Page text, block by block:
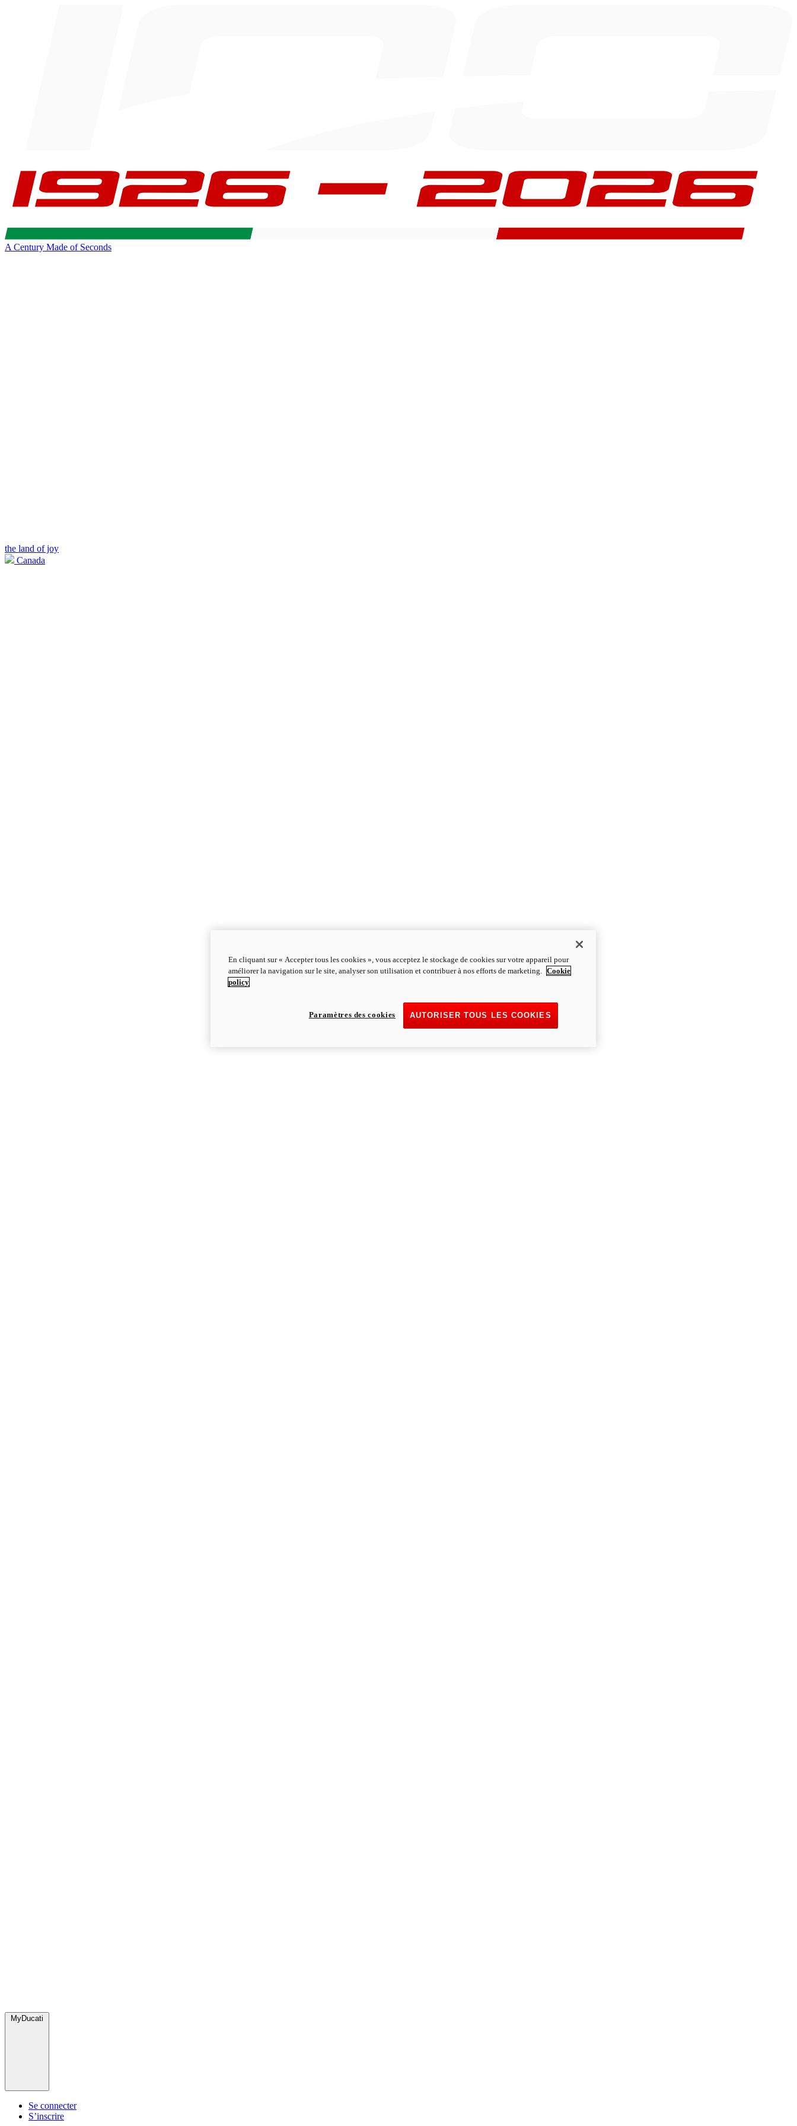
A Century Made of Seconds
the land of joy
Canada
MyDucati
Se connecter
S’inscrire
En cliquant sur « Accepter tous les cookies », vous acceptez le stockage de cookies sur votre appareil pour
améliorer la navigation sur le site, analyser son utilisation et contribuer à nos efforts de marketing. Cookie
policy
AUTORISER TOUS LES COOKIES
Paramètres des cookies